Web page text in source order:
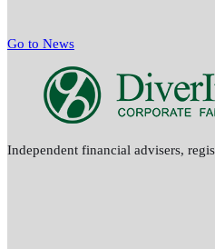
Go to News
Independent financial advisers,